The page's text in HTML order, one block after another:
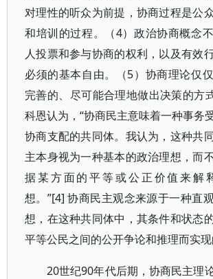
对理性的听众为前提，协商过程是公
和培训的过程。（4）政治协商概念
人投票和参与协商的权利，以及有效
必须的基本自由。（5）协商理论仅
完善的、尽可能合理地做出决策的方
科恩认为，“协商民主意味着一种事务
协商支配的共同体。我认为，这种共
主本身视为一种基本的政治理想，而
据某方面的平等或公正价值来解
想。”[4] 协商民主观念来源于一种直
想，在这种共同体中，其条件和状态
平等公民之间的公开争论和推理而实现
20世纪90年代后期，协商民主理